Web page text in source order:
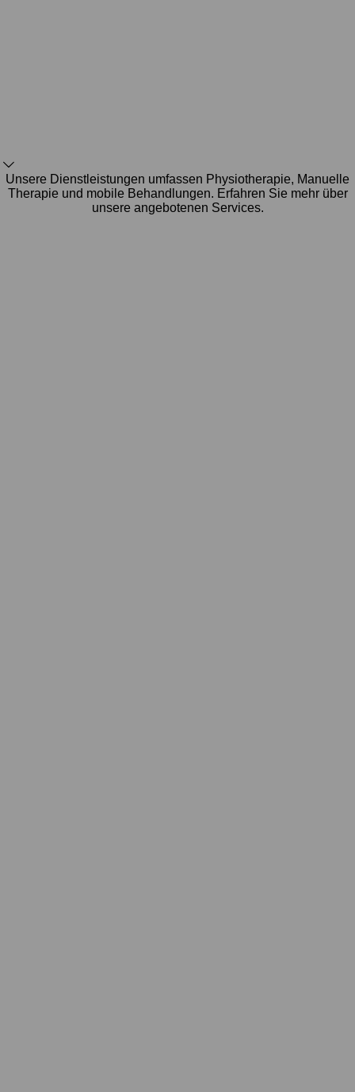
Unsere Dienstleistungen umfassen Physiotherapie, Manuelle
Therapie und mobile Behandlungen. Erfahren Sie mehr über
unsere angebotenen Services.